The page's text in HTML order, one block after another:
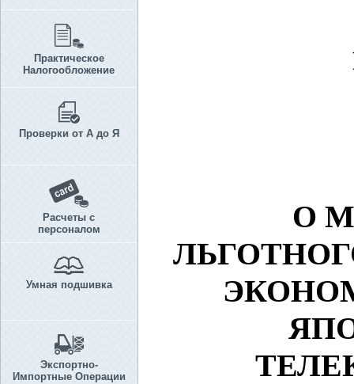
Практическое
Налогообложение
Проверки от А до Я
Расчеты с
персоналом
Умная подшивка
Экспортно-
Импортные Операции
О